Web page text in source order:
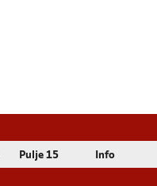
Pulje 15 Info